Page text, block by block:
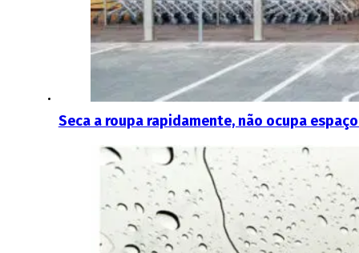
Seca a roupa rapidamente, não ocupa